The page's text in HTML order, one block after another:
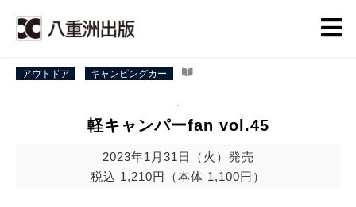
アウトドア キャンピングカー
軽キャンパーfan vol.45
2023年1月31日（火）発売
税込 1,210円（本体 1,100円）